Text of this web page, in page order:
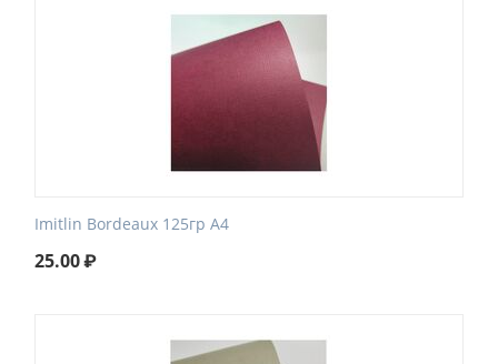
Imitlin Bordeaux 125гр А4
25.00₽